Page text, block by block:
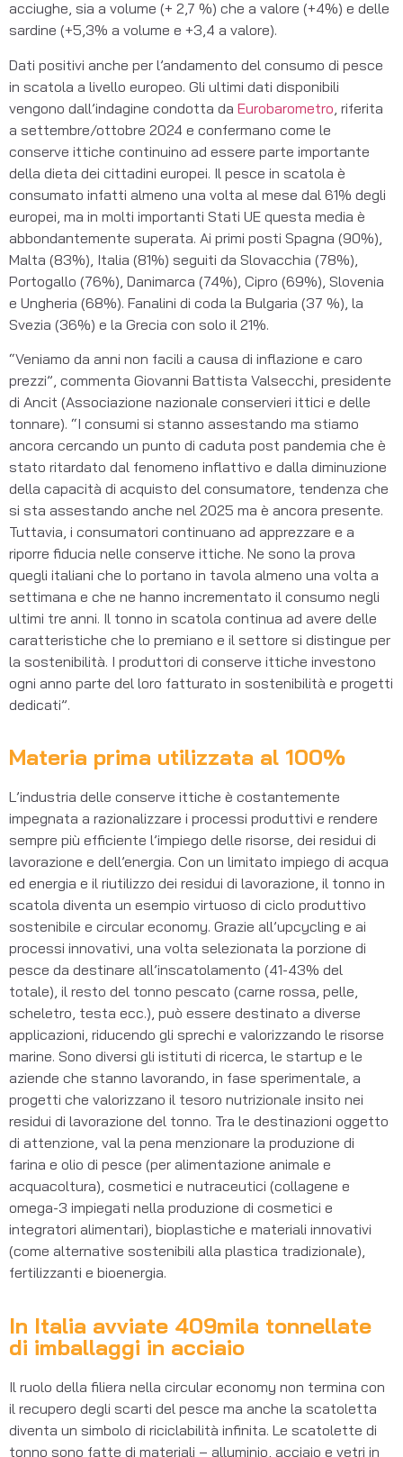
acciughe, sia a volume (+ 2,7 %) che a valore (+4%) e delle
sardine (+5,3% a volume e +3,4 a valore).
Dati positivi anche per l’andamento del consumo di pesce
in scatola a livello europeo. Gli ultimi dati disponibili
vengono dall’indagine condotta da Eurobarometro , riferita
a settembre/ottobre 2024 e confermano come le
conserve ittiche continuino ad essere parte importante
della dieta dei cittadini europei. Il pesce in scatola è
consumato infatti almeno una volta al mese dal 61% degli
europei, ma in molti importanti Stati UE questa media è
abbondantemente superata. Ai primi posti Spagna (90%),
Malta (83%), Italia (81%) seguiti da Slovacchia (78%),
Portogallo (76%), Danimarca (74%), Cipro (69%), Slovenia
e Ungheria (68%). Fanalini di coda la Bulgaria (37 %), la
Svezia (36%) e la Grecia con solo il 21%.
“Veniamo da anni non facili a causa di inflazione e caro
prezzi”, commenta Giovanni Battista Valsecchi, presidente
di Ancit (Associazione nazionale conservieri ittici e delle
tonnare). “I consumi si stanno assestando ma stiamo
ancora cercando un punto di caduta post pandemia che è
stato ritardato dal fenomeno inflattivo e dalla diminuzione
della capacità di acquisto del consumatore, tendenza che
si sta assestando anche nel 2025 ma è ancora presente.
Tuttavia, i consumatori continuano ad apprezzare e a
riporre fiducia nelle conserve ittiche. Ne sono la prova
quegli italiani che lo portano in tavola almeno una volta a
settimana e che ne hanno incrementato il consumo negli
ultimi tre anni. Il tonno in scatola continua ad avere delle
caratteristiche che lo premiano e il settore si distingue per
la sostenibilità. I produttori di conserve ittiche investono
ogni anno parte del loro fatturato in sostenibilità e progetti
dedicati”.
Materia prima utilizzata al 100%
L’industria delle conserve ittiche è costantemente
impegnata a razionalizzare i processi produttivi e rendere
sempre più efficiente l’impiego delle risorse, dei residui di
lavorazione e dell’energia. Con un limitato impiego di acqua
ed energia e il riutilizzo dei residui di lavorazione, il tonno in
scatola diventa un esempio virtuoso di ciclo produttivo
sostenibile e circular economy. Grazie all’upcycling e ai
processi innovativi, una volta selezionata la porzione di
pesce da destinare all’inscatolamento (41-43% del
totale), il resto del tonno pescato (carne rossa, pelle,
scheletro, testa ecc.), può essere destinato a diverse
applicazioni, riducendo gli sprechi e valorizzando le risorse
marine. Sono diversi gli istituti di ricerca, le startup e le
aziende che stanno lavorando, in fase sperimentale, a
progetti che valorizzano il tesoro nutrizionale insito nei
residui di lavorazione del tonno. Tra le destinazioni oggetto
di attenzione, val la pena menzionare la produzione di
farina e olio di pesce (per alimentazione animale e
acquacoltura), cosmetici e nutraceutici (collagene e
omega-3 impiegati nella produzione di cosmetici e
integratori alimentari), bioplastiche e materiali innovativi
(come alternative sostenibili alla plastica tradizionale),
fertilizzanti e bioenergia.
In Italia avviate 409mila tonnellate
di imballaggi in acciaio
Il ruolo della filiera nella circular economy non termina con
il recupero degli scarti del pesce ma anche la scatoletta
diventa un simbolo di riciclabilità infinita. Le scatolette di
tonno sono fatte di materiali – alluminio, acciaio e vetri in